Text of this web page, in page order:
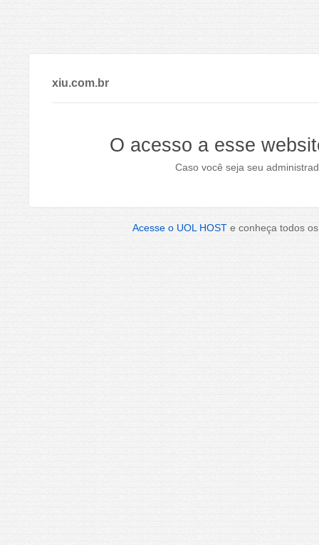
xiu.com.br
O acesso a esse
Caso você seja seu
Acesse o UOL HOST e conheça todos